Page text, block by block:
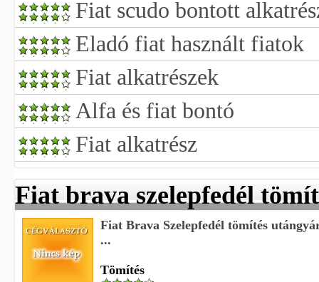
Fiat scudo bontott
Eladó fiat használt fiatok
Fiat alkatrészek
Alfa és fiat bontó
Fiat alkatrész
Fiat brava szelepfedél
Fiat Brava Szelepfedél tömítés
...
Tömítés